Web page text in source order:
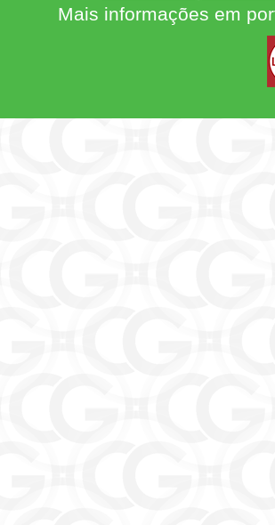
Mais informações em